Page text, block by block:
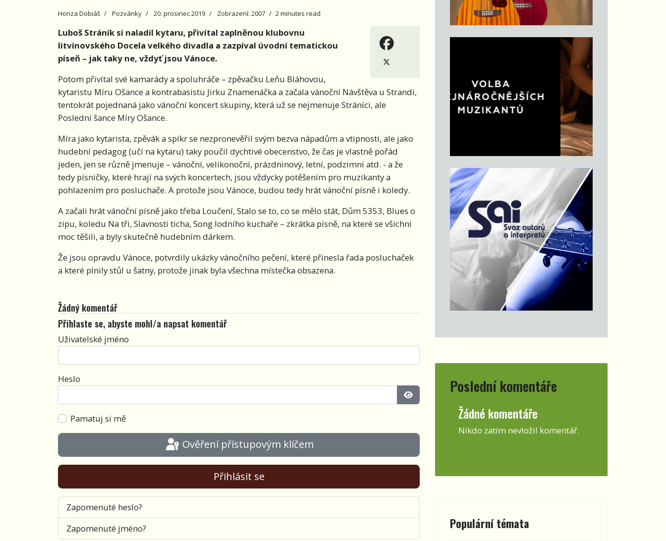
Honza Dobiáš Pozvánky 20. prosinec 2019 Zobrazení: 2007 2 minutes read
Luboš Stráník si naladil kytaru, přivítal zaplněnou klubovnu
litvínovského Docela velkého divadla a zazpíval úvodní tematickou
píseň – jak taky ne, vždyť jsou Vánoce.
Potom přivítal své kamarády a spoluhráče – zpěvačku Leňu Bláhovou,
kytaristu Míru Ošance a kontrabasistu Jirku Znamenáčka a začala vánoční Návštěva u Strandi,
tentokrát pojednaná jako vánoční koncert skupiny, která už se nejmenuje Stráníci, ale
Poslední šance Míry Ošance.
Míra jako kytarista, zpěvák a spíkr se nezpronevěřil svým bezva nápadům a vtipnosti, ale jako
hudební pedagog (učí na kytaru) taky poučil dychtivé obecenstvo, že čas je vlastně pořád
jeden, jen se různě jmenuje – vánoční, velikonoční, prázdninový, letní, podzimní atd. - a že
tedy písničky, které hrají na svých koncertech, jsou vždycky potěšením pro muzikanty a
pohlazením pro posluchače. A protože jsou Vánoce, budou tedy hrát vánoční písně i koledy.
A začali hrát vánoční písně jako třeba Loučení, Stalo se to, co se mělo stát, Dům 5353, Blues o
zipu, koledu Na tři, Slavnosti ticha, Song lodního kuchaře – zkrátka písně, na které se všichni
moc těšili, a byly skutečně hudebním dárkem.
Že jsou opravdu Vánoce, potvrdily ukázky vánočního pečení, které přinesla řada posluchaček
a které plnily stůl u šatny, protože jinak byla všechna místečka obsazena.
Žádný komentář
Přihlaste se, abyste mohl/a napsat komentář
Uživatelské jméno
Heslo
Zobrazit heslo
Pamatuj si mě
Ověření přístupovým klíčem
Přihlásit se
Zapomenuté heslo?
Zapomenuté jméno?
Poslední komentáře
Žádné komentáře
Nikdo zatím nevložil komentář.
Populární témata